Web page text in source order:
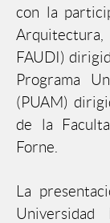
con la
FAUDI)
Programa
(PUAM) dirigi
de la
Forne.
La